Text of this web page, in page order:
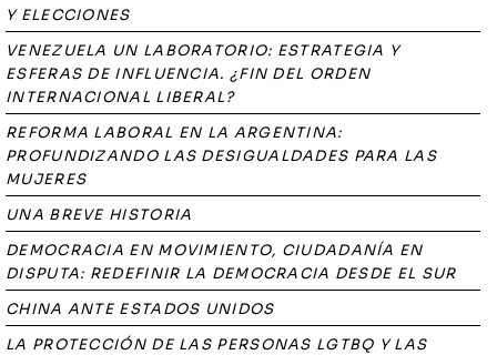
Y ELECCIONES
VENEZUELA UN LABORATORIO: ESTRATEGIA Y
ESFERAS DE INFLUENCIA. ¿FIN DEL ORDEN
INTERNACIONAL LIBERAL?
REFORMA LABORAL EN LA ARGENTINA:
PROFUNDIZANDO LAS DESIGUALDADES PARA LAS
MUJERES
UNA BREVE HISTORIA
DEMOCRACIA EN MOVIMIENTO, CIUDADANÍA EN
DISPUTA: REDEFINIR LA DEMOCRACIA DESDE EL SUR
CHINA ANTE ESTADOS UNIDOS
LA PROTECCIÓN DE LAS PERSONAS LGTBQ Y LAS